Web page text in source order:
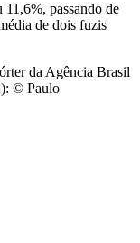
passando de
de dois fuzis
da Agência Brasil
© Paulo